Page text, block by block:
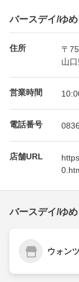
バースデイ/ゆ
住所
〒
山
営業時間
電話番号
店舗URL
バースデイ/ゆ
ウォン